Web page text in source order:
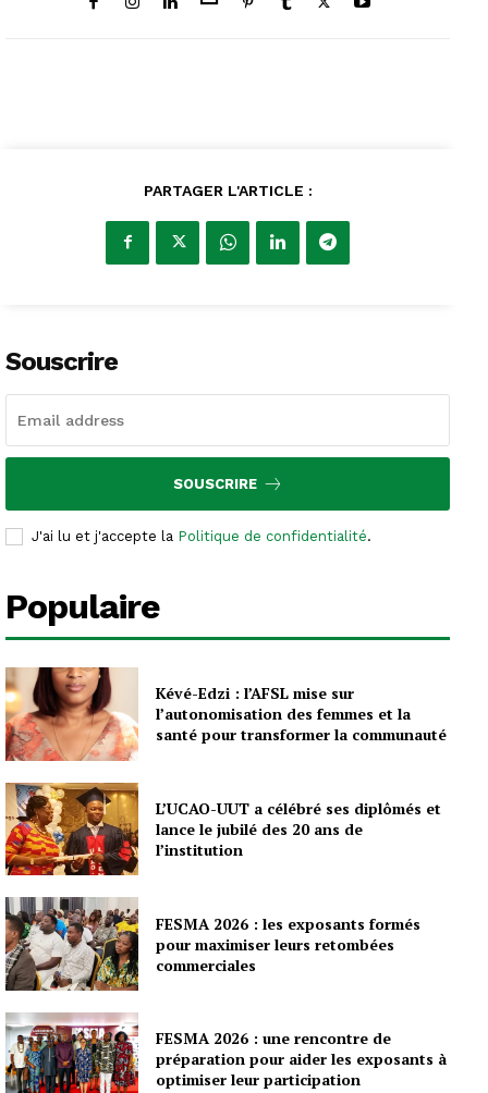
PARTAGER L'ARTICLE :
Souscrire
SOUSCRIRE
J'ai lu et j'accepte la Politique de confidentialité.
Populaire
Kévé-Edzi : l’AFSL mise sur
l’autonomisation des femmes et la
santé pour transformer la communauté
L’UCAO-UUT a célébré ses diplômés et
lance le jubilé des 20 ans de
l’institution
FESMA 2026 : les exposants formés
pour maximiser leurs retombées
commerciales
FESMA 2026 : une rencontre de
préparation pour aider les exposants à
optimiser leur participation